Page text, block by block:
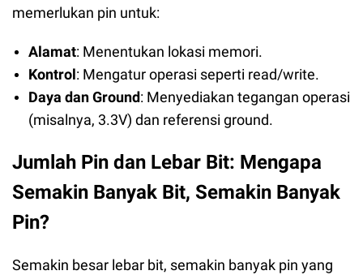
memerlukan pin untuk:
Alamat: Menentukan lokasi memori.
Kontrol: Mengatur operasi seperti read/write.
Daya dan Ground: Menyediakan tegangan operasi
(misalnya, 3.3V) dan referensi ground.
Jumlah Pin dan Lebar Bit: Mengapa
Semakin Banyak Bit, Semakin Banyak
Pin?
Semakin besar lebar bit, semakin banyak pin yang